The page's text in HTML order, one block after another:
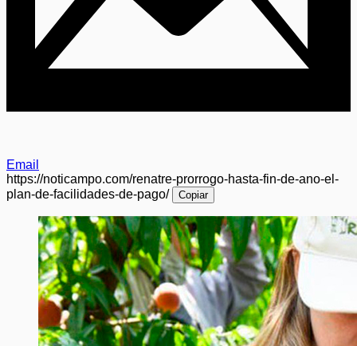
Email
https://noticampo.com/renatre-prorrogo-hasta-fin-de-ano-el-
plan-de-facilidades-de-pago/
Copiar